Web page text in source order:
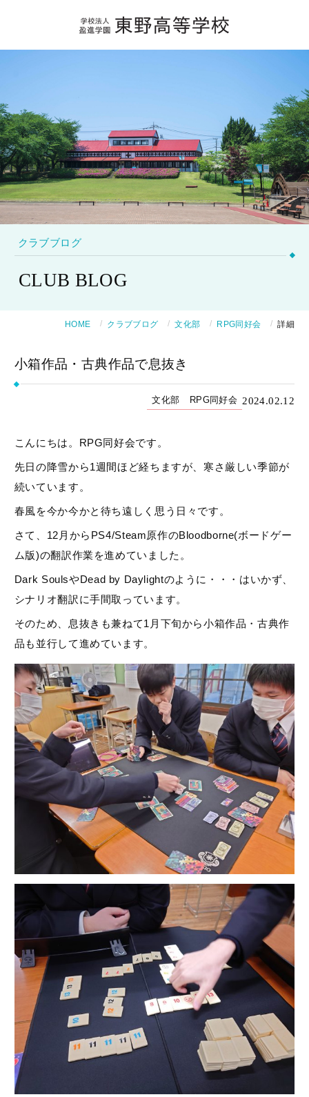
クラブブログ
CLUB BLOG
HOME クラブブログ 文化部 RPG同好会 詳細
小箱作品・古典作品で息抜き
文化部 RPG同好会 2024.02.12
こんにちは。RPG同好会です。
先日の降雪から1週間ほど経ちますが、寒さ厳しい季節が
続いています。
春風を今か今かと待ち遠しく思う日々です。
さて、12月からPS4/Steam原作のBloodborne(ボードゲー
ム版)の翻訳作業を進めていました。
Dark SoulsやDead by Daylightのように・・・はいかず、
シナリオ翻訳に手間取っています。
そのため、息抜きも兼ねて1月下旬から小箱作品・古典作
品も並行して進めています。